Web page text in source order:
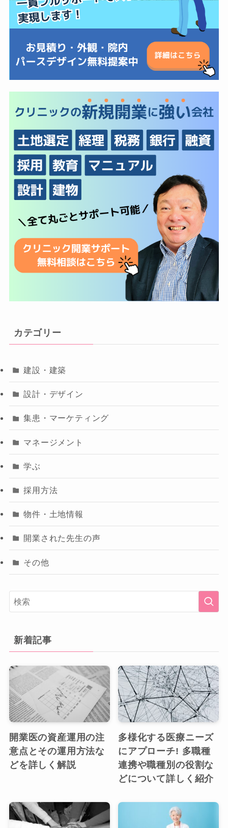
カテゴリー
建設・建築
設計・デザイン
集患・マーケティング
マネージメント
学ぶ
採用方法
物件・土地情報
開業された先生の声
その他
新着記事
開業医の資産運用の注
意点とその運用方法な
どを詳しく解説
多様化する医療ニーズ
にアプローチ! 多職種
連携や職種別の役割な
どについて詳しく紹介